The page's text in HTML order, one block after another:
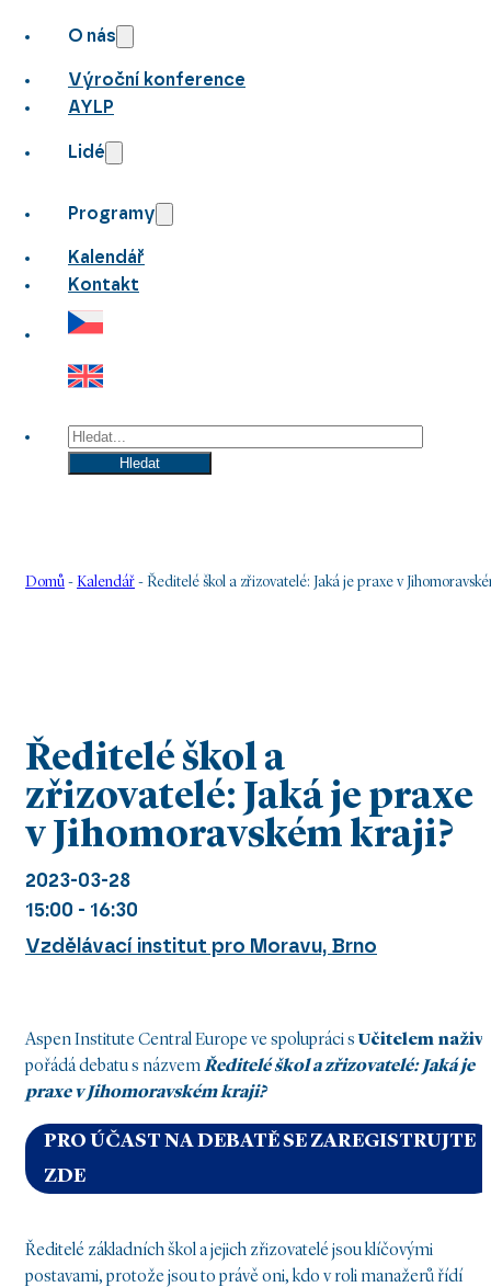
O nás
Výroční konference
AYLP
Lidé
Programy
Kalendář
Kontakt
Hledat
Hledat
Domů - Kalendář - Ředitelé škol a zřizovatelé: Jaká je praxe v
Ředitelé škol a
zřizovatelé: Jaká je praxe
v Jihomoravském kraji?
2023-03-28
15:00 - 16:30
Vzdělávací institut pro Moravu, Brno
Aspen Institute Central Europe ve spolupráci sUčitelem
pořádá debatu s názvemŘeditelé škol a zřizovatelé: Jaká je
praxe v Jihomoravském kraji?
PRO ÚČAST NA DEBATĚ SE ZAREGISTRUJTE
ZDE
Ředitelé základních škol a jejich zřizovatelé jsou klíčovými
postavami, protože jsou to právě oni, kdo v roli manažerů řídí